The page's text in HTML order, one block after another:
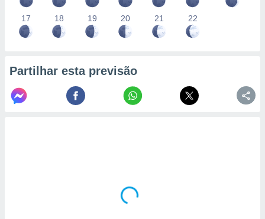
17 18 19 20 21 22
Partilhar esta previsão